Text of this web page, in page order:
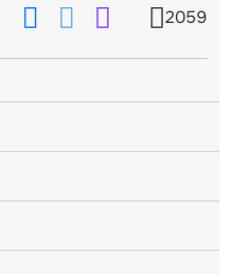
2059